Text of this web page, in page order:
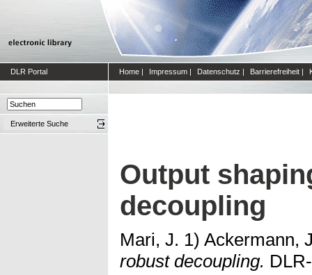
DLR Portal Home | Impressum | Datenschutz | Barrierefreiheit |
Erweiterte Suche
Output
decoupling
Mari, J. 1) Ackermann,
robust decoupling.